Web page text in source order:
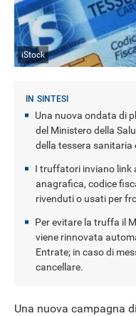
iStock
Una nuova ondata di
del Ministero della
della tessera sanitaria
I truffatori inviano link
anagrafica, codice
rivenduti o usati per
Per evitare la truffa il
viene rinnovata
Entrate; in caso di
cancellare.
Una nuova campagna di